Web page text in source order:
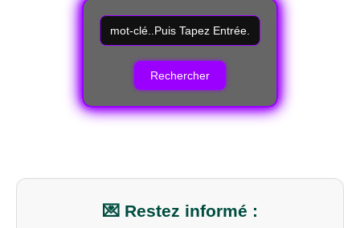
R
e
c
m
o
💌 Restez informé :